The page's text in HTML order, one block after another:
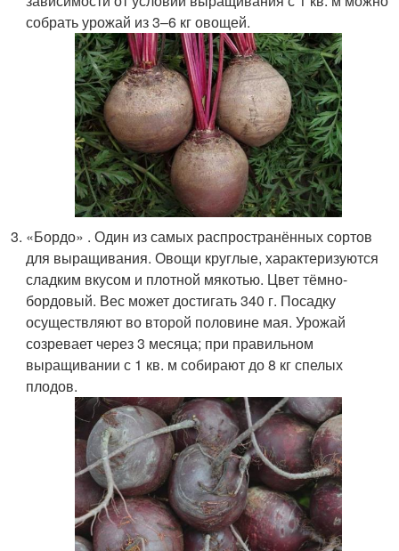
собрать урожай из 3–6 кг овощей.
«Бордо» . Один из самых распространённых сортов
для выращивания. Овощи круглые, характеризуются
сладким вкусом и плотной мякотью. Цвет тёмно-
бордовый. Вес может достигать 340 г. Посадку
осуществляют во второй половине мая. Урожай
созревает через 3 месяца; при правильном
выращивании с 1 кв. м собирают до 8 кг спелых
плодов.